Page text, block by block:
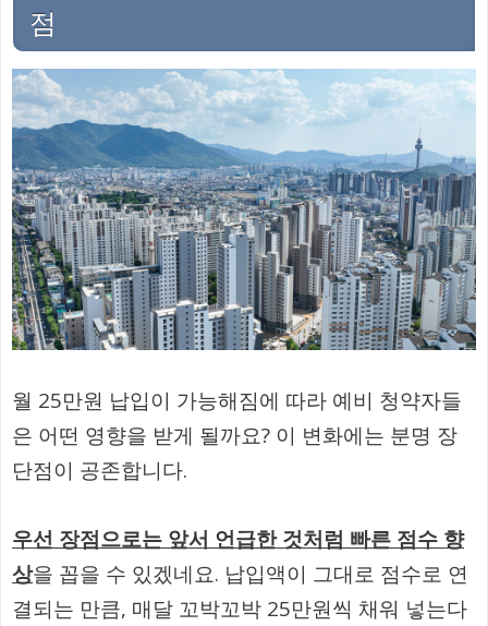
점
월 25만원 납입이 가능해짐에 따라 예비 청약자들
은 어떤 영향을 받게 될까요? 이 변화에는 분명 장
단점이 공존합니다.
우선 장점으로는 앞서 언급한 것처럼 빠른 점수 향
상을 꼽을 수 있겠네요. 납입액이 그대로 점수로 연
결되는 만큼, 매달 꼬박꼬박 25만원씩 채워 넣는다